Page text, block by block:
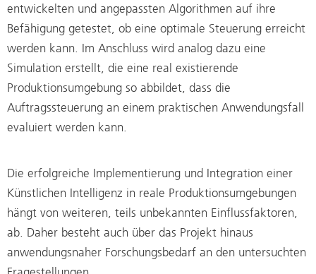
entwickelten und angepassten Algorithmen auf ihre
Befähigung getestet, ob eine optimale Steuerung erreicht
werden kann. Im Anschluss wird analog dazu eine
Simulation erstellt, die eine real existierende
Produktionsumgebung so abbildet, dass die
Auftragssteuerung an einem praktischen Anwendungsfall
evaluiert werden kann.
Die erfolgreiche Implementierung und Integration einer
Künstlichen Intelligenz in reale Produktionsumgebungen
hängt von weiteren, teils unbekannten Einflussfaktoren,
ab. Daher besteht auch über das Projekt hinaus
anwendungsnaher Forschungsbedarf an den untersuchten